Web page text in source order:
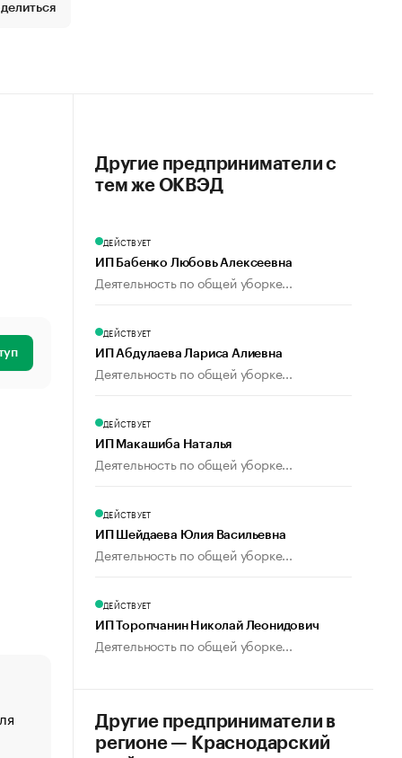
«От спорта тело стареет иначе». Как живет глава
создавшей GTA
Другие предприниматели с
тем же ОКВЭД
ДЕЙСТВУЕТ
ИП Бабенко Любовь Алексеевна
Деятельность по общей уборке...
ДЕЙСТВУЕТ
ИП Абдулаева Лариса Алиевна
Деятельность по общей уборке...
ДЕЙСТВУЕТ
ИП Макашиба Наталья
Деятельность по общей уборке...
ДЕЙСТВУЕТ
ИП Шейдаева Юлия Васильевна
Деятельность по общей уборке...
ДЕЙСТВУЕТ
ИП Торопчанин Николай Леонидович
Деятельность по общей уборке...
Другие предприниматели в
регионе — Краснодарский